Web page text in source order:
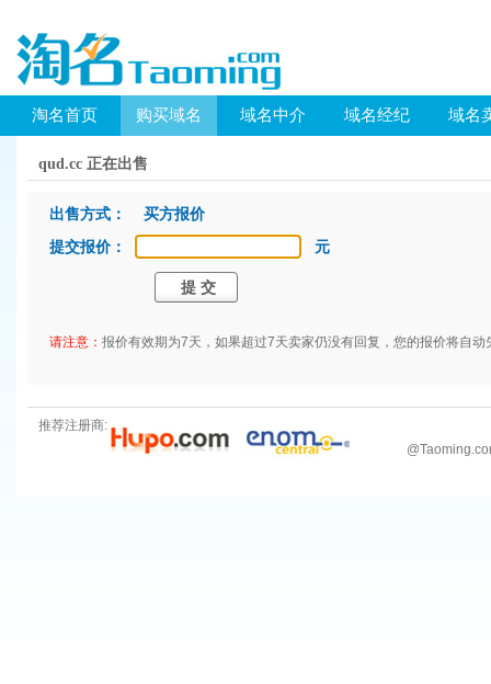
淘名首页 购买域名 域名中介 域名经纪 域名
qud.cc 正在出售
出售方式： 买方报价
提交报价：
元
请注意： 报价有效期为7天，如果超过7天卖家仍没有回复，您的报价将自动
推荐注册商:
@